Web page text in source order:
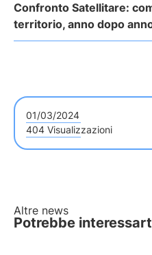
Confronto Satellitare:
territorio, anno dopo
01/03/2024
404 Visualizzazioni
Altre news
Potrebbe